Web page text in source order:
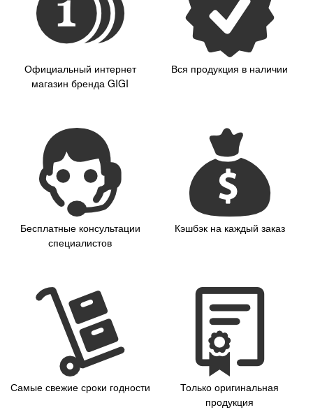
Официальный интернет
магазин бренда GIGI
Вся продукция в наличии
Бесплатные консультации
специалистов
Кэшбэк на каждый заказ
Самые свежие сроки годности
Только оригинальная
продукция